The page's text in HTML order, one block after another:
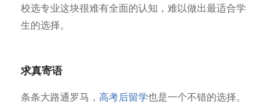
校选专业这块很难有全面的认知，难以做出最适合学
生的选择。
求真寄语
条条大路通罗马， 高考后留学也是一个不错的选择。